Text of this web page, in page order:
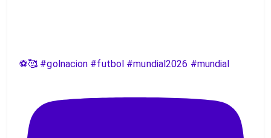
⚽️🥰 #golnacion #futbol #mundial2026 #mundial